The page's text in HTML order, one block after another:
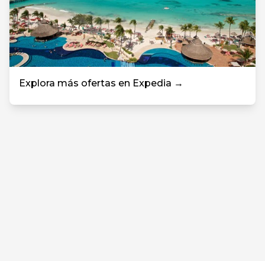
Explora más ofertas en Expedia →